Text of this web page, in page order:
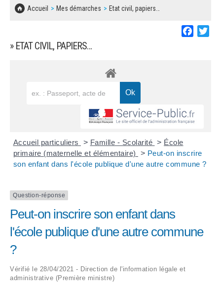
Accueil Mes démarches Etat civil, papiers…
» ETAT CIVIL, PAPIERS…
Accueil particuliers > Famille - Scolarité > École
primaire (maternelle et élémentaire)
> Peut-on inscrire
son enfant dans l'école publique d'une autre commune ?
Question-réponse
Peut-on inscrire son enfant dans
l'école publique d'une autre commune
?
Vérifié le 28/04/2021 - Direction de l'information légale et
administrative (Première ministre)
CONCERTATIONS PUBLIQUES
SOLIDARITÉ, LOGEMENT
DECHETS
BESOIN D'UNE AIDE ?
LES ASSOCIATIONS
MARCHÉS PUBLICS
REGLEMENT LOCAL DE PUBLICITÉ
DECLARATION DE DEMARCHAGE
DOSSIER DE DEMANDE DE SUBVENTION
DEMANDE DE PRÊT DE MATERIEL
FICHE D'ORGANISATION MANIFESTATION
PLAN D'ACTION MUNICIPAL
DÉLIBÉRATIONS